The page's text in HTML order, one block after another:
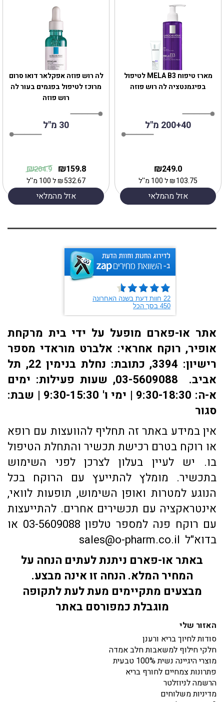
לה רוש פוזה אפקלאר דואו סרום
מרוכז לטיפול בפגמים בעור לה
רוש פוזה
30 מ"ל
159.8
₪
204.9
₪
532.67
₪ל 100 מ''ל
אזל מהמלאי
מארז טיפוח MELA B3 לטיפול
בפיגמנטציה לה רוש פוזה
200+40 מ"ל
249.0
₪
103.75
₪ל 100 מ''ל
אזל מהמלאי
אתר או-פארם מופעל על ידי בית מרקחת
אופיר, רוקח אחראי: אלברט מוראדי מספר
רישיון: 3394, כתובת: ​נחלת בנימין 22, תל
אביב. 03-5609088, שעות פעילות: ימים
א-ה: 9:30-18:30 | ימי ו' 9:30-15:30 | שבת:
סגור
אין במידע באתר זה תחליף להוועצות עם רופא
או רוקח בטרם רכישת תכשיר והתחלת הטיפול
בו. יש לעיין בעלון לצרכן לפני השימוש
בתכשיר. מומלץ להתייעץ עם הרוקח בכל
הנוגע למטרות ואופן השימוש, תופעות לוואי,
אינטראקציה עם תכשירים אחרים. להתייעצות
עם רוקח פנה למספר טלפון 03-5609088 או
בדוא"ל sales@o-pharm.co.il
באתר או-פארם ניתנת לעתים הנחה על
המחיר המלא. הנחה זו אינה מבצע.
מבצעים מתקיימים מעת לעת לתקופה
מוגבלת כמפורסם באתר
האזור שלי
סודות לחיוך בריא ורענן
חלקי חילוף למשאבות חלב אמדה
מוצרי היגיינה נשית 100% טבעית
פתרונות צמחיים לחורף בריא
הרשמה לניוזלטר
מדיניות משלוחים